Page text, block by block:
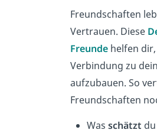
Freundschaften
Vertrauen. Diese
Freundehelfen
Verbindung zu
aufzubauen. So
Freundschaften
Was schätzt